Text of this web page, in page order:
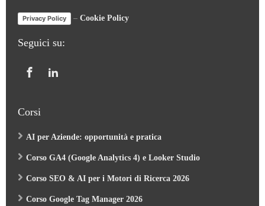
Privacy Policy Cookie Policy
Seguici su:
Corsi
AI per Aziende: opportunità e pratica
Corso GA4 (Google Analytics 4) e Looker Studio
Corso SEO & AI per i Motori di Ricerca 2026
Corso Google Tag Manager 2026